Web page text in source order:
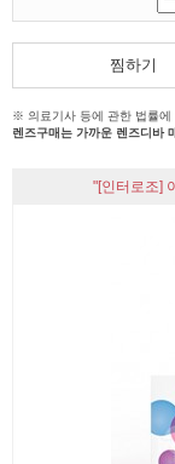
찜하기
※ 의료기사 등에 관한 법률에
렌즈구매는 가까운 렌즈디바
"[인터로조]